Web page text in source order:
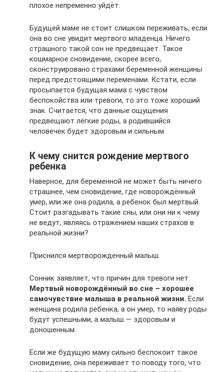
плохое непременно уйдёт.
Будущей маме не стоит слишком переживать, если
она во сне увидит мертвого младенца. Ничего
страшного такой сон не предвещает. Такое
кошмарное сновидение, скорее всего,
сконструировано страхами беременной женщины
перед предстоящими переменами. Кстати, если
просыпается будущая мама с чувством
беспокойства или тревоги, то это тоже хороший
знак. Считается, что данные ощущения
предвещают лёгкие роды, а родившийся
человечек будет здоровым и сильным.
К чему снится рождение мертвого
ребенка
Наверное, для беременной не может быть ничего
страшнее, чем сновидение, где новорождённый
умер, или же она родила, а ребенок был мертвый.
Стоит разгадывать такие сны, или они ни к чему
не ведут, являясь отражением наших страхов в
реальной жизни?
Приснился мертворожденный малыш
Сонник заявляет, что причин для тревоги нет.
Мертвый новорождённый во сне – хорошее
самочувствие малыша в реальной жизни. Если
женщина родила ребенка, а он умер, то наяву роды
будут успешными, а малыш — здоровым и
доношенным.
Если же будущую маму сильно беспокоит такое
сновидение, она переживает то поводу того, что